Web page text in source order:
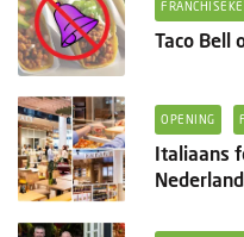
Taco Bell
OPENING
Italiaans